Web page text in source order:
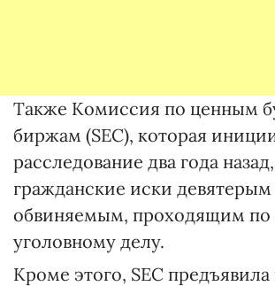
Также Комиссия по ценным
биржам (SEC), которая
расследование два года
гражданские иски девятерым
обвиняемым, проходящим по
уголовному делу.
Кроме этого, SEC